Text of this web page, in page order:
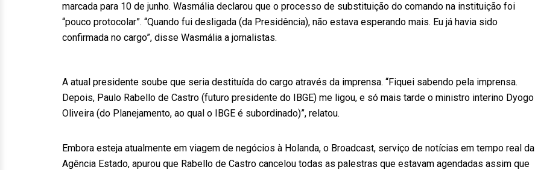
marcada para 10 de junho. Wasmália declarou que o processo de substituição do comando na instituição foi
“pouco protocolar”. “Quando fui desligada (da Presidência), não estava esperando mais. Eu já havia sido
confirmada no cargo”, disse Wasmália a jornalistas.
A atual presidente soube que seria destituída do cargo através da imprensa. “Fiquei sabendo pela imprensa.
Depois, Paulo Rabello de Castro (futuro presidente do IBGE) me ligou, e só mais tarde o ministro interino Dyogo
Oliveira (do Planejamento, ao qual o IBGE é subordinado)”, relatou.
Embora esteja atualmente em viagem de negócios à Holanda, o Broadcast, serviço de notícias em tempo real da
Agência Estado, apurou que Rabello de Castro cancelou todas as palestras que estavam agendadas assim que